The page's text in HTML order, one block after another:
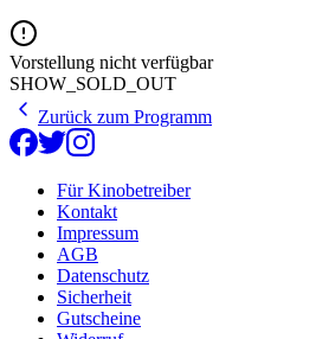
Vorstellung nicht verfügbar
SHOW_SOLD_OUT
Zurück zum Programm
Für Kinobetreiber
Kontakt
Impressum
AGB
Datenschutz
Sicherheit
Gutscheine